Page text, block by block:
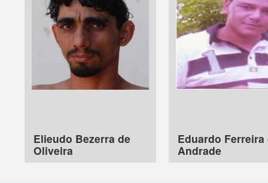
Elieudo Bezerra de
Oliveira
Eduardo Ferreira
Andrade